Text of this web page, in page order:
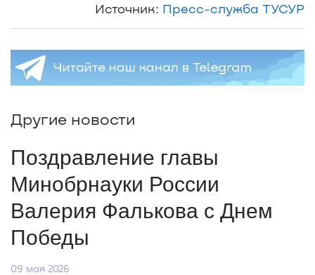
Источник: Пресс-служба ТУСУР
Другие новости
Поздравление главы
Минобрнауки России
Валерия Фалькова с Днем
Победы
09 мая 2026